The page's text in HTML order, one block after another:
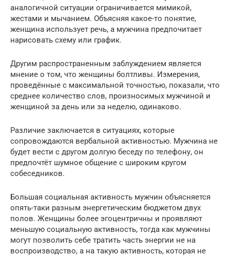
аналогичной ситуации ограничивается мимикой,
жестами и мычанием. Объясняя какое-то понятие,
женщина использует речь, а мужчина предпочитает
нарисовать схему или график.
Другим распространенным заблуждением является
мнение о том, что женщины болтливы. Измерения,
проведённые с максимальной точностью, показали, что
среднее количество слов, произносимых мужчиной и
женщиной за день или за неделю, одинаково.
Различие заключается в ситуациях, которые
сопровождаются вербальной активностью. Мужчина не
будет вести с другом долгую беседу по телефону, он
предпочтёт шумное общение с широким кругом
собеседников.
Большая социальная активность мужчин объясняется
опять-таки разным энергетическим бюджетом двух
полов. Женщины более эгоцентричны и проявляют
меньшую социальную активность, тогда как мужчины
могут позволить себе тратить часть энергии не на
воспроизводство, а на такую активность, которая не